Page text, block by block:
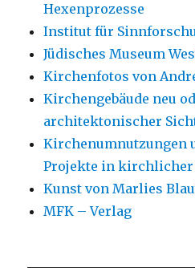
Hexenprozesse
Institut für
Jüdisches Museum
Kirchenfotos von
Kirchengebäude neu
architektonischer
Kirchenumnutzungen
Projekte in kirchlicher
Kunst von Marlies
MFK – Verlag